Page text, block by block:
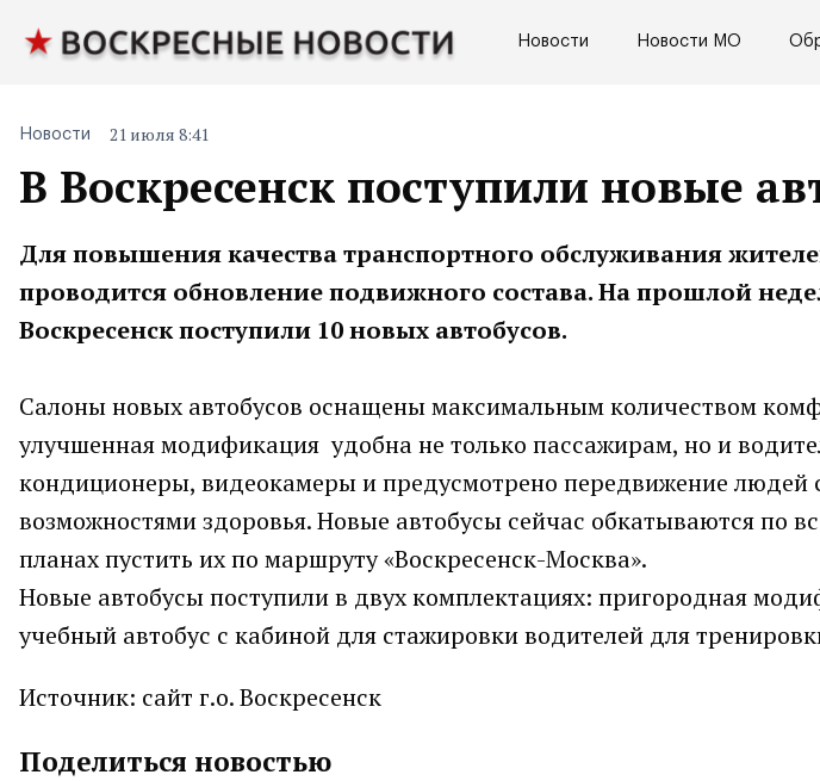
Новости Новости МО
В Воскресенск поступили новые
Новости 21 июля 8:41
Для повышения качества транспортного обслуживания
проводится обновление подвижного состава. На прошлой
Воскресенск поступили 10 новых автобусов.
Салоны новых автобусов оснащены максимальным количеством
улучшенная модификация удобна не только пассажирам, но и
кондиционеры, видеокамеры и предусмотрено передвижение людей
возможностями здоровья. Новые автобусы сейчас обкатываются по
планах пустить их по маршруту «Воскресенск-Москва».
Новые автобусы поступили в двух комплектациях: пригородная
учебный автобус с кабиной для стажировки водителей для
Источник: сайт г.о. Воскресенск
Поделиться новостью